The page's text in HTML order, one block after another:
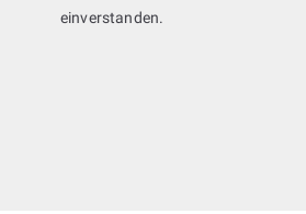
einverstanden.